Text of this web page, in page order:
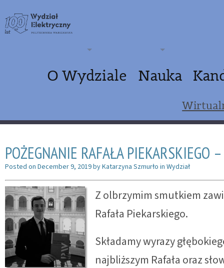
O Wydziale Nauka
POŻEGNANIE RAFAŁA PIEKARSKIEGO
Posted on December 9, 2019byKatarzyna Szmurło in Wydział
Z olbrzymim smutkiem
Rafała Piekarskiego.
Składamy wyrazy
najbliższym Rafała oraz